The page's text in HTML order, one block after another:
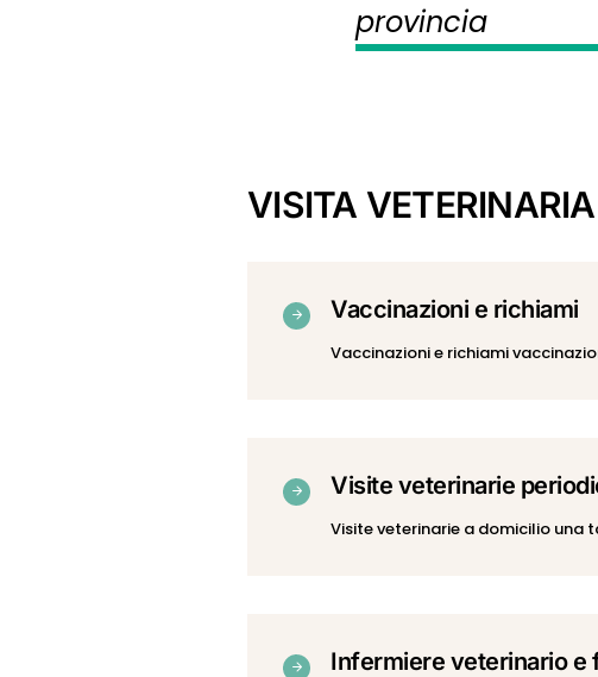
provincia
VISITA
Vaccinazioni e richiami
Vaccinazioni e richiami
Visite veterinarie
Visite veterinarie a domicilio una
Infermiere veterinario e